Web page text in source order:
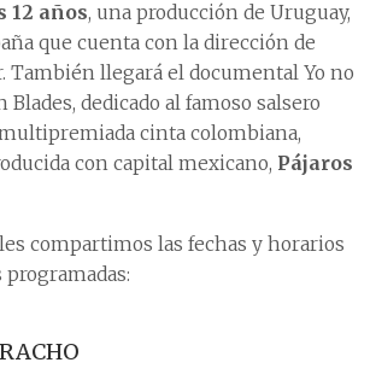
12 años, una producción de Uruguay,
que cuenta con la dirección de
También llegará el documental Yo no
dedicado al famoso salsero
cinta colombiana,
con capital mexicano, Pájaros
compartimos las fechas y horarios